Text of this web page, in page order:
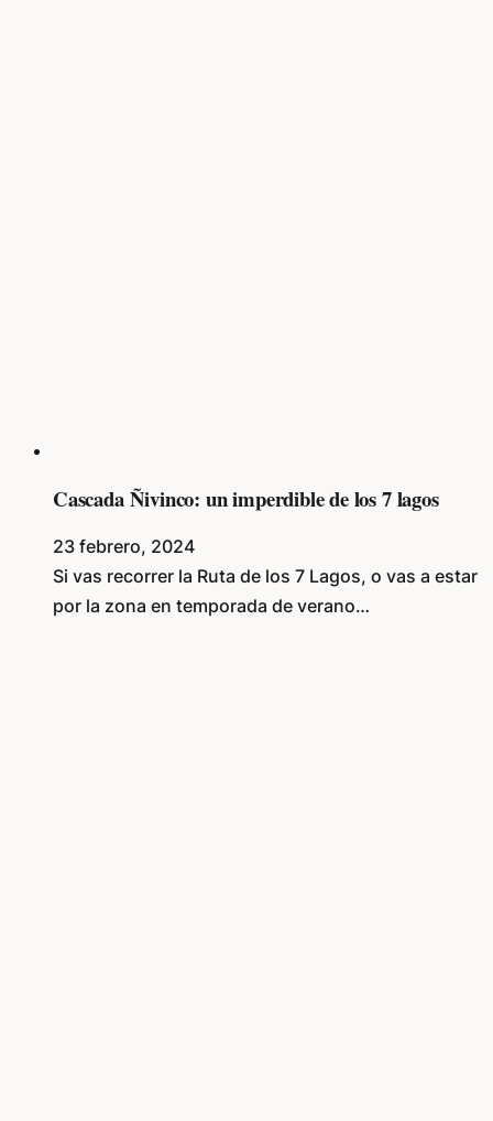
Cascada Ñivinco: un imperdible de los 7 lagos
23 febrero, 2024
Si vas recorrer la Ruta de los 7 Lagos, o vas a estar
por la zona en temporada de verano…